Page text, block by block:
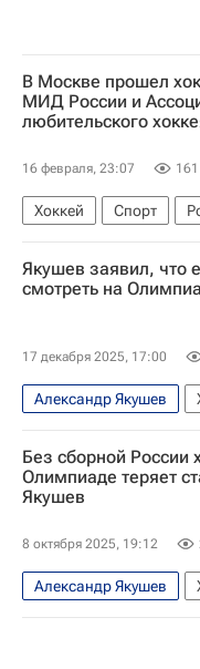
В Москве прошел
МИД России и
любительского
16 февраля, 23:07 161
Хоккей Спорт
Якушев заявил, что
смотреть на
17 декабря 2025, 17:00
Александр Якушев
Международный
Международная
Зимние Олимпийские
Без сборной России
Олимпиаде теряет
Якушев
8 октября 2025, 19:12
Александр Якушев
Международный